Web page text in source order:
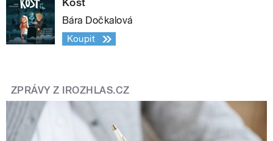
Kost
Bára Dočkalová
Koupit
ZPRÁVY Z IROZHLAS.CZ